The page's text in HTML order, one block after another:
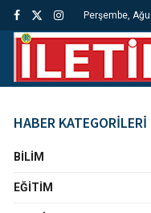
Perşembe,
HABER KATEGORİLERİ
BILIM
EĞITIM